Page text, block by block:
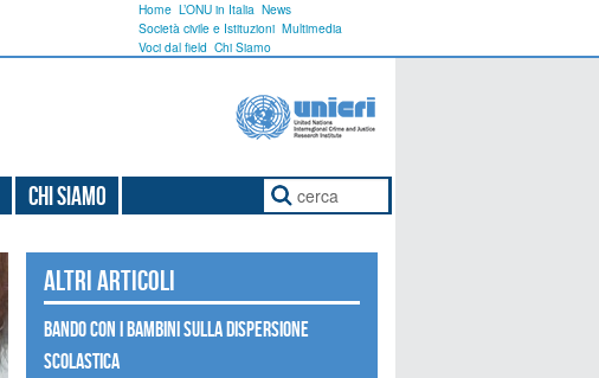
Home L’ONU in Italia News
Società civile e Istituzioni Multimedia
Voci dal field Chi Siamo
Chi Siamo
Altri articoli
Bando Con i Bambini sulla dispersione
scolastica